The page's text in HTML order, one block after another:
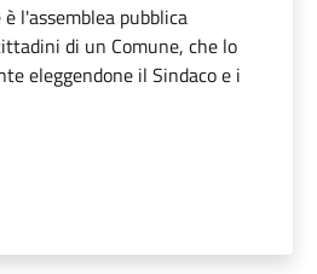
l'assemblea pubblica
di un Comune, che lo
eleggendone il Sindaco e i